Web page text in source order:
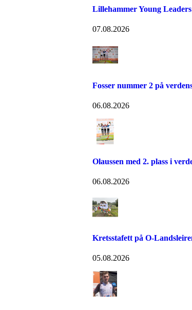
Lillehammer Young
07.08.2026
Fosser nummer 2 på
06.08.2026
Olaussen med 2. plass i
06.08.2026
Kretsstafett på O-
05.08.2026